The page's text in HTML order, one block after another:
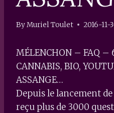
ByMuriel Toulet 2016-11-
MÉLENCHON – FAQ –
CANNABIS, BIO,
ASSANGE…
Depuis le lancement de
reçu plus de 3000